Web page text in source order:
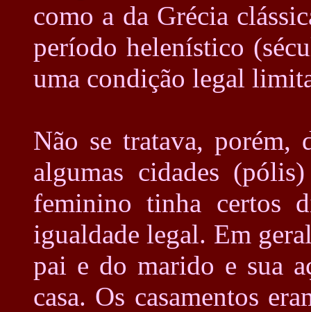
como a da Grécia
período helenístico
uma condição legal
Não se tratava, porém,
algumas cidades
feminino tinha certos
igualdade legal. Em
pai e do marido e sua
casa. Os casamentos